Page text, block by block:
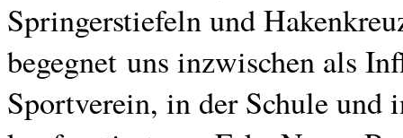
Springerstiefeln und
begegnet uns inzwischen als
Sportverein, in der Schule